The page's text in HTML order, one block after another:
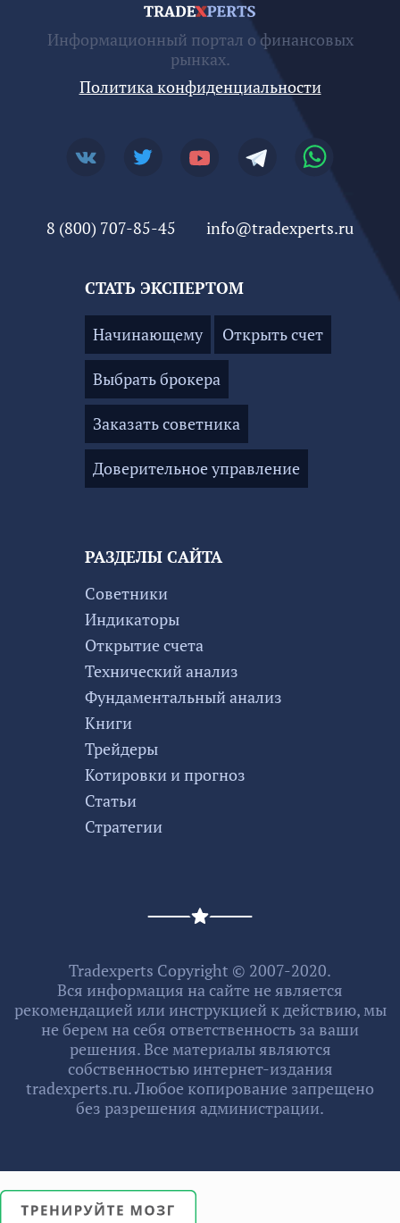
РАЗДЕЛЫ САЙТА
Советники
Индикаторы
Открытие счета
Технический анализ
Фундаментальный анализ
Книги
Трейдеры
Котировки и прогноз
Статьи
Стратегии
Информационный портал о финансовых
рынках.
Политика конфиденциальности
8 (800) 707-85-45 info@tradexperts.ru
СТАТЬ ЭКСПЕРТОМ
Начинающему Открыть счет
Выбрать брокера
Заказать советника
Доверительное управление
Tradexperts Copyright © 2007-2020.
Вся информация на сайте не является
рекомендацией или инструкцией к действию, мы
не берем на себя ответственность за ваши
решения. Все материалы являются
собственностью интернет-издания
tradexperts.ru. Любое копирование запрещено
без разрешения администрации.